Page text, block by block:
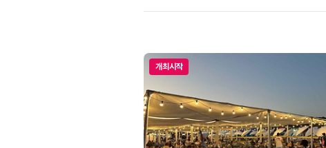
개최시작